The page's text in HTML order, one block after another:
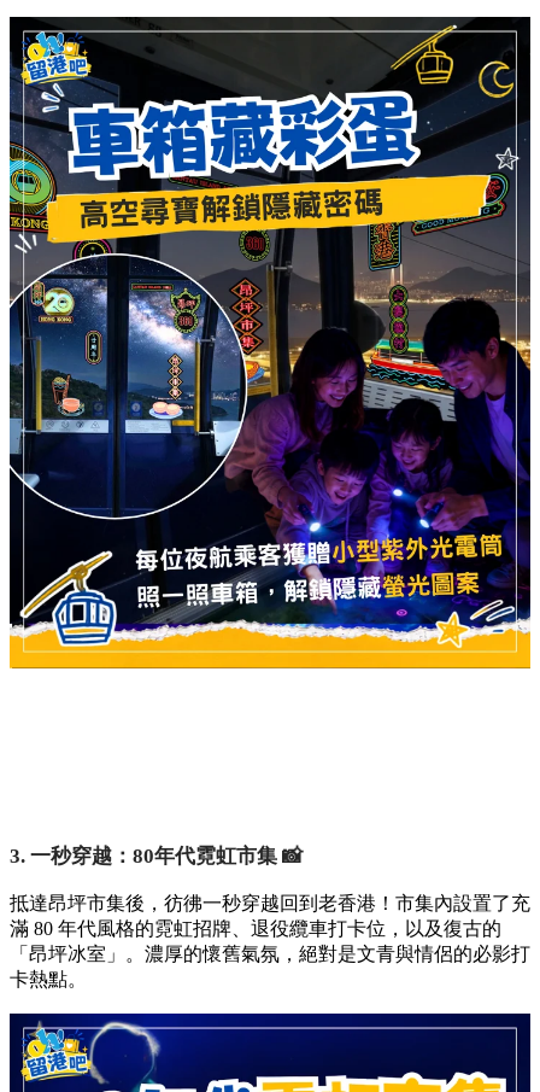
3. 一秒穿越：80年代霓虹市集 📸
抵達昂坪市集後，彷彿一秒穿越回到老香港！市集內設置了充
滿 80 年代風格的霓虹招牌、退役纜車打卡位，以及復古的
「昂坪冰室」。濃厚的懷舊氣氛，絕對是文青與情侶的必影打
卡熱點。